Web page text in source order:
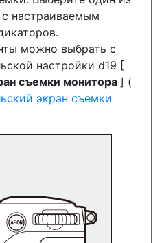
настраиваемым
можно выбрать с
настройки d19 [
съемки монитора ] (
экран съемки